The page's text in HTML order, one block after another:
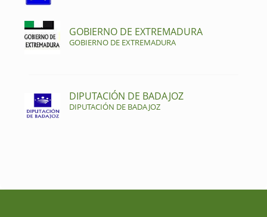
GOBIERNO DE EXTREMADURA
GOBIERNO DE EXTREMADURA
DIPUTACIÓN DE BADAJOZ
DIPUTACIÓN DE BADAJOZ